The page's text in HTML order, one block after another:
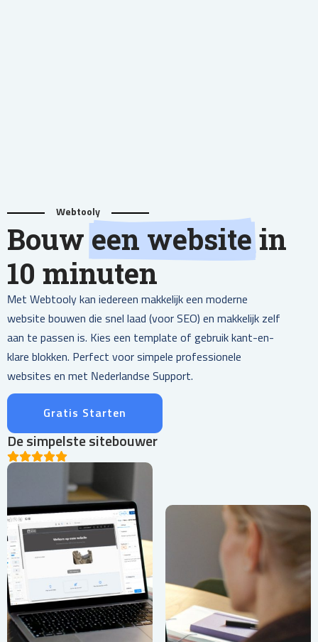
Webtooly
Bouw een website in
10 minuten
Met Webtooly kan iedereen makkelijk een moderne
website bouwen die snel laad (voor SEO) en makkelijk zelf
aan te passen is. Kies een template of gebruik kant-en-
klare blokken. Perfect voor simpele professionele
websites en met Nederlandse Support.
Gratis Starten
De simpelste sitebouwer